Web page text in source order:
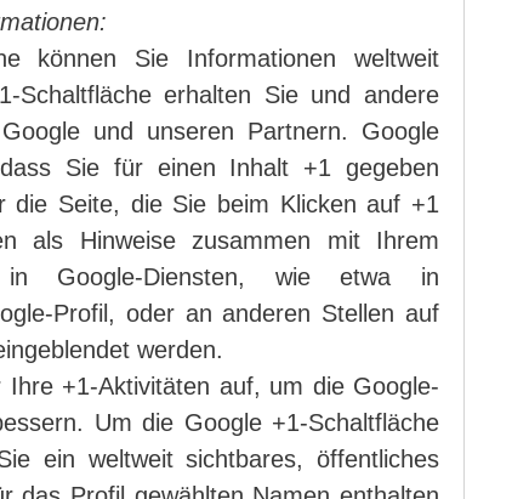
können Sie Informationen weltweit
Schaltfläche erhalten Sie und andere
und unseren Partnern. Google
Sie für einen Inhalt +1 gegeben
die Seite, die Sie beim Klicken auf +1
als Hinweise zusammen mit Ihrem
Google-Diensten, wie etwa in
Profil, oder an anderen Stellen auf
werden.
+1-Aktivitäten auf, um die Google-
Um die Google +1-Schaltfläche
ein weltweit sichtbares, öffentliches